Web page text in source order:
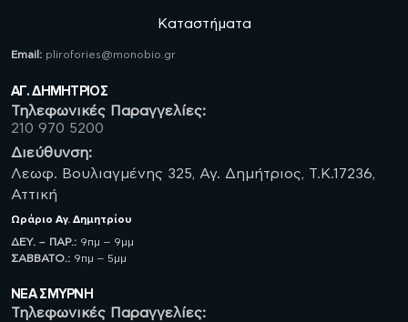
Καταστήματα
Email: plirofories@monobio.gr
ΑΓ. ΔΗΜΗΤΡΙΟΣ
Τηλεφωνικές Παραγγελίες:
210 970 5200
Διεύθυνση:
Λεωφ. Βουλιαγμένης 325, Αγ. Δημήτριος, Τ.Κ.17236,
Αττική
Ωράριο Αγ. Δημητρίου
ΔΕΥ. – ΠΑΡ.: 9πμ – 9μμ
ΣΑΒBATO.: 9πμ – 5μμ
ΝΈΑ ΣΜΥΡΝΗ
Τηλεφωνικές Παραγγελίες: